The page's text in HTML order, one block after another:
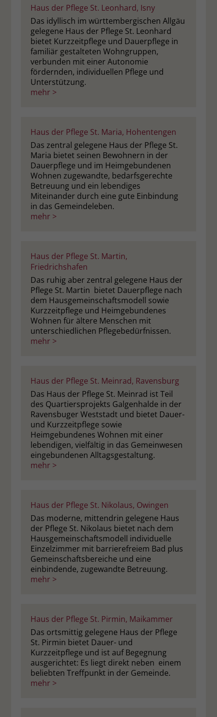
Haus der Pflege St. Leonhard, Isny
Das idyllisch im württembergischen Allgäu
gelegene Haus der Pflege St. Leonhard
bietet Kurzzeitpflege und Dauerpflege in
familiär gestalteten Wohngruppen,
verbunden mit einer Autonomie
fördernden, individuellen Pflege und
Unterstützung.
mehr >
Haus der Pflege St. Maria, Hohentengen
Das zentral gelegene Haus der Pflege St.
Maria bietet seinen Bewohnern in der
Dauerpflege und im Heimgebundenen
Wohnen zugewandte, bedarfsgerechte
Betreuung und ein lebendiges
Miteinander durch eine gute Einbindung
in das Gemeindeleben.
mehr >
Haus der Pflege St. Martin,
Friedrichshafen
Das ruhig aber zentral gelegene Haus der
Pflege St. Martin bietet Dauerpflege nach
dem Hausgemeinschaftsmodell sowie
Kurzzeitpflege und Heimgebundenes
Wohnen für ältere Menschen mit
unterschiedlichen Pflegebedürfnissen.
mehr >
Haus der Pflege St. Meinrad, Ravensburg
Das Haus der Pflege St. Meinrad ist Teil
des Quartiersprojekts Galgenhalde in der
Ravensbuger Weststadt und bietet Dauer-
und Kurzzeitpflege sowie
Heimgebundenes Wohnen mit einer
lebendigen, vielfältig in das Gemeinwesen
eingebundenen Alltagsgestaltung.
mehr >
Haus der Pflege St. Nikolaus, Owingen
Das moderne, mittendrin gelegene Haus
der Pflege St. Nikolaus bietet nach dem
Hausgemeinschaftsmodell individuelle
Einzelzimmer mit barrierefreiem Bad plus
Gemeinschaftsbereiche und eine
einbindende, zugewandte Betreuung.
mehr >
Haus der Pflege St. Pirmin, Maikammer
Das ortsmittig gelegene Haus der Pflege
St. Pirmin bietet Dauer- und
Kurzzeitpflege und ist auf Begegnung
ausgerichtet: Es liegt direkt neben einem
beliebten Treffpunkt in der Gemeinde.
mehr >